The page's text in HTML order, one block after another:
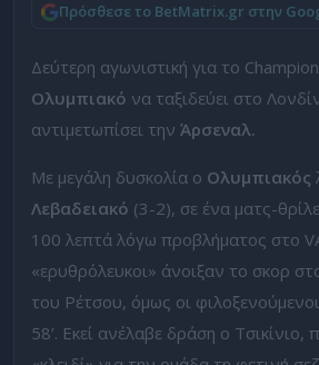
Πρόσθεσε το BetMatrix.gr στην
Δεύτερη αγωνιστική για το
Ολυμπιακό να ταξιδεύει στο
αντιμετωπίσει την Άρσεναλ.
Με μεγάλη δυσκολία ο Ολυμπιακός
Λεβαδειακό (3-2), σε ένα ματς-
100 λεπτά λόγω προβλήματος στο
«ερυθρόλευκοι» άνοιξαν το σκορ
του Ρέτσου, όμως οι
58’. Εκεί ανέλαβε δράση ο Τσικίνιο,